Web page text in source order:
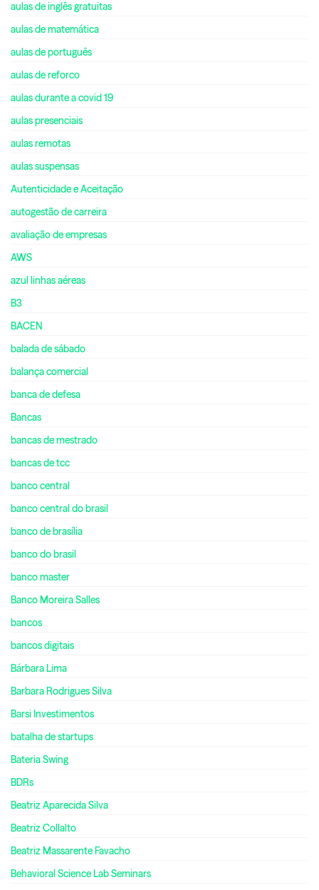
aulas de inglês gratuitas
aulas de matemática
aulas de português
aulas de reforco
aulas durante a covid 19
aulas presenciais
aulas remotas
aulas suspensas
Autenticidade e Aceitação
autogestão de carreira
avaliação de empresas
AWS
azul linhas aéreas
B3
BACEN
balada de sábado
balança comercial
banca de defesa
Bancas
bancas de mestrado
bancas de tcc
banco central
banco central do brasil
banco de brasília
banco do brasil
banco master
Banco Moreira Salles
bancos
bancos digitais
Bárbara Lima
Barbara Rodrigues Silva
Barsi Investimentos
batalha de startups
Bateria Swing
BDRs
Beatriz Aparecida Silva
Beatriz Collalto
Beatriz Massarente Favacho
Behavioral Science Lab Seminars